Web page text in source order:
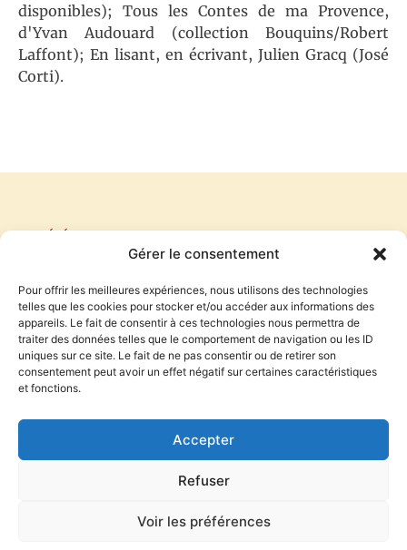
Gérer le consentement
Pour offrir les meilleures expériences, nous utilisons des technologies
telles que les cookies pour stocker et/ou accéder aux informations des
appareils. Le fait de consentir à ces technologies nous permettra de
traiter des données telles que le comportement de navigation ou les ID
uniques sur ce site. Le fait de ne pas consentir ou de retirer son
consentement peut avoir un effet négatif sur certaines caractéristiques
et fonctions.
Accepter
Refuser
Voir les préférences
disponibles); Tous les Contes de ma Provence,
d'Yvan Audouard (collection Bouquins/Robert
Laffont); En lisant, en écrivant, Julien Gracq (José
Corti).
PRÉCÉDENT
MAIS DANS QUEL ORDRE
SUIVANT
IL ETAIT UNE FOIS
S'inscrire à la newsletter
En indiquant votre adresse mail ci-dessus, vous consentez à
pouvez vous désinscrire à tout moment à travers le lien de